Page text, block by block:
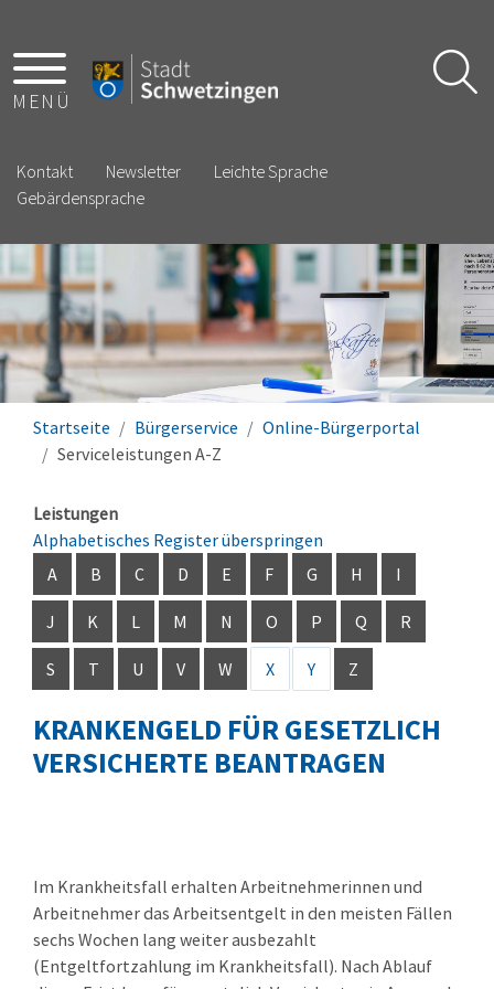
MENÜ
Kontakt Newsletter
Leichte Sprache
Gebärdensprache
Startseite Bürgerservice
Online-Bürgerportal
Serviceleistungen A-Z
Leistungen
Alphabetisches Register überspringen
A
B C D E F G H I
J K L M N O P Q R
S T U V W X Y Z
KRANKENGELD FÜR GESETZLICH
VERSICHERTE BEANTRAGEN
Im Krankheitsfall erhalten Arbeitnehmerinnen und
Arbeitnehmer das Arbeitsentgelt in den meisten Fällen
sechs Wochen lang weiter ausbezahlt
(Entgeltfortzahlung im Krankheitsfall). Nach Ablauf